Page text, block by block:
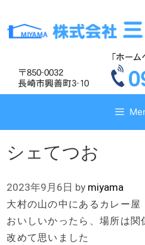
テ
ス
テ
ス
シェてつお
2023年9月6日 by miyama
大村の山の中にあるカレー屋
おいしいかったら、場所は関
改めて思いました